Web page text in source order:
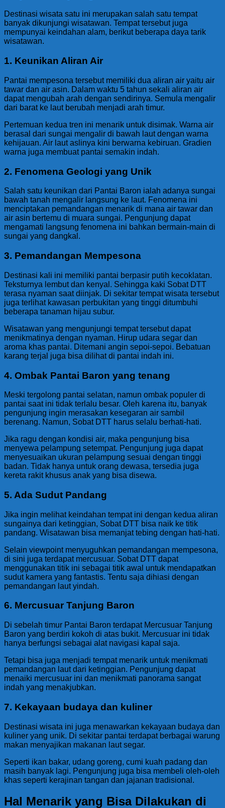
Destinasi wisata satu ini merupakan salah satu tempat
banyak dikunjungi wisatawan. Tempat tersebut juga
mempunyai keindahan alam, berikut beberapa daya tarik
wisatawan.
1. Keunikan Aliran Air
Pantai mempesona tersebut memiliki dua aliran air yaitu air
tawar dan air asin. Dalam waktu 5 tahun sekali aliran air
dapat mengubah arah dengan sendirinya. Semula mengalir
dari barat ke laut berubah menjadi arah timur.
Pertemuan kedua tren ini menarik untuk disimak. Warna air
berasal dari sungai mengalir di bawah laut dengan warna
kehijauan. Air laut aslinya kini berwarna kebiruan. Gradien
warna juga membuat pantai semakin indah.
2. Fenomena Geologi yang Unik
Salah satu keunikan dari Pantai Baron ialah adanya sungai
bawah tanah mengalir langsung ke laut. Fenomena ini
menciptakan pemandangan menarik di mana air tawar dan
air asin bertemu di muara sungai. Pengunjung dapat
mengamati langsung fenomena ini bahkan bermain-main di
sungai yang dangkal.
3. Pemandangan Mempesona
Destinasi kali ini memiliki pantai berpasir putih kecoklatan.
Teksturnya lembut dan kenyal. Sehingga kaki Sobat DTT
terasa nyaman saat diinjak. Di sekitar tempat wisata tersebut
juga terlihat kawasan perbukitan yang tinggi ditumbuhi
beberapa tanaman hijau subur.
Wisatawan yang mengunjungi tempat tersebut dapat
menikmatinya dengan nyaman. Hirup udara segar dan
aroma khas pantai. Ditemani angin sepoi-sepoi. Bebatuan
karang terjal juga bisa dilihat di pantai indah ini.
4. Ombak Pantai Baron yang tenang
Meski tergolong pantai selatan, namun ombak populer di
pantai saat ini tidak terlalu besar. Oleh karena itu, banyak
pengunjung ingin merasakan kesegaran air sambil
berenang. Namun, Sobat DTT harus selalu berhati-hati.
Jika ragu dengan kondisi air, maka pengunjung bisa
menyewa pelampung setempat. Pengunjung juga dapat
menyesuaikan ukuran pelampung sesuai dengan tinggi
badan. Tidak hanya untuk orang dewasa, tersedia juga
kereta rakit khusus anak yang bisa disewa.
5. Ada Sudut Pandang
Jika ingin melihat keindahan tempat ini dengan kedua aliran
sungainya dari ketinggian, Sobat DTT bisa naik ke titik
pandang. Wisatawan bisa memanjat tebing dengan hati-hati.
Selain viewpoint menyuguhkan pemandangan mempesona,
di sini juga terdapat mercusuar. Sobat DTT dapat
menggunakan titik ini sebagai titik awal untuk mendapatkan
sudut kamera yang fantastis. Tentu saja dihiasi dengan
pemandangan laut yindah.
6. Mercusuar Tanjung Baron
Di sebelah timur Pantai Baron terdapat Mercusuar Tanjung
Baron yang berdiri kokoh di atas bukit. Mercusuar ini tidak
hanya berfungsi sebagai alat navigasi kapal saja.
Tetapi bisa juga menjadi tempat menarik untuk menikmati
pemandangan laut dari ketinggian. Pengunjung dapat
menaiki mercusuar ini dan menikmati panorama sangat
indah yang menakjubkan.
7. Kekayaan budaya dan kuliner
Destinasi wisata ini juga menawarkan kekayaan budaya dan
kuliner yang unik. Di sekitar pantai terdapat berbagai warung
makan menyajikan makanan laut segar.
Seperti ikan bakar, udang goreng, cumi kuah padang dan
masih banyak lagi. Pengunjung juga bisa membeli oleh-oleh
khas seperti kerajinan tangan dan jajanan tradisional.
Hal Menarik yang Bisa Dilakukan di